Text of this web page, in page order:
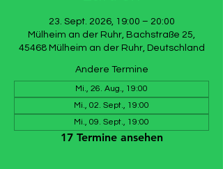
23. Sept. 2026, 19:00 – 20:00
Mülheim an der Ruhr, Bachstraße 25,
45468 Mülheim an der Ruhr, Deutschland
Andere Termine
Mi., 26. Aug., 19:00
Mi., 02. Sept., 19:00
Mi., 09. Sept., 19:00
17 Termine ansehen